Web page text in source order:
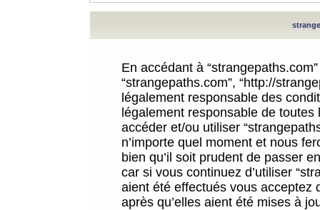
En accédant à
“strangepaths.com”, “http://
légalement responsable des
légalement responsable de
accéder et/ou utiliser
n’importe quel moment et nous
bien qu’il soit prudent de passer
car si vous continuez d’utiliser
aient été effectués vous acceptez
après qu’elles aient été mises à